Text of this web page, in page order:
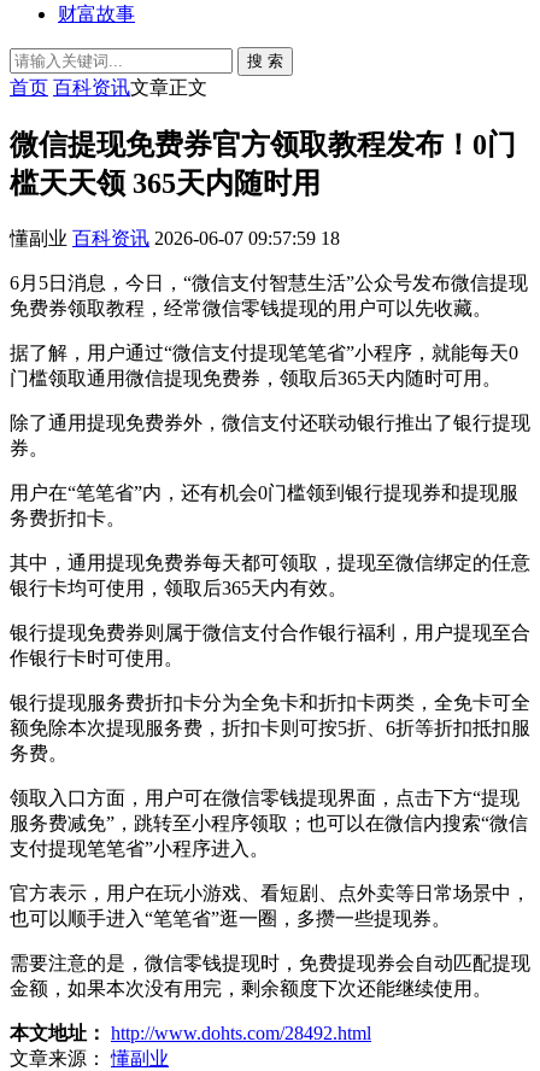
财富故事
搜 索
首页 百科资讯文章正文
微信提现免费券官方领取教程发布！0门
槛天天领 365天内随时用
懂副业 百科资讯 2026-06-07 09:57:59 18
6月5日消息，今日，“微信支付智慧生活”公众号发布微信提现
免费券领取教程，经常微信零钱提现的用户可以先收藏。
据了解，用户通过“微信支付提现笔笔省”小程序，就能每天0
门槛领取通用微信提现免费券，领取后365天内随时可用。
除了通用提现免费券外，微信支付还联动银行推出了银行提现
券。
用户在“笔笔省”内，还有机会0门槛领到银行提现券和提现服
务费折扣卡。
其中，通用提现免费券每天都可领取，提现至微信绑定的任意
银行卡均可使用，领取后365天内有效。
银行提现免费券则属于微信支付合作银行福利，用户提现至合
作银行卡时可使用。
银行提现服务费折扣卡分为全免卡和折扣卡两类，全免卡可全
额免除本次提现服务费，折扣卡则可按5折、6折等折扣抵扣服
务费。
领取入口方面，用户可在微信零钱提现界面，点击下方“提现
服务费减免”，跳转至小程序领取；也可以在微信内搜索“微信
支付提现笔笔省”小程序进入。
官方表示，用户在玩小游戏、看短剧、点外卖等日常场景中，
也可以顺手进入“笔笔省”逛一圈，多攒一些提现券。
需要注意的是，微信零钱提现时，免费提现券会自动匹配提现
金额，如果本次没有用完，剩余额度下次还能继续使用。
本文地址： http://www.dohts.com/28492.html
文章来源：
懂副业